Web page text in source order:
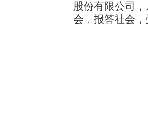
股份有限公司
会，报答社会